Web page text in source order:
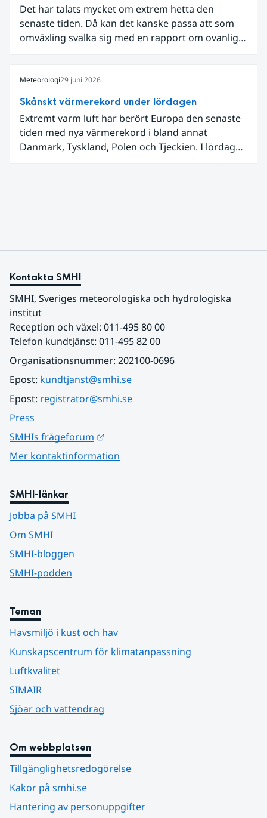
Det har talats mycket om extrem hetta den
senaste tiden. Då kan det kanske passa att som
omväxling svalka sig med en rapport om ovanligt
Meteorologi29 juni 2026
Skånskt värmerekord under lördagen
Extremt varm luft har berört Europa den senaste
tiden med nya värmerekord i bland annat
Danmark, Tyskland, Polen och Tjeckien. I lördags
Kontakta SMHI
SMHI, Sveriges meteorologiska och hydrologiska
institut
Reception och växel: 011-495 80 00
Telefon kundtjänst: 011-495 82 00
Organisationsnummer: 202100-0696
Epost: kundtjanst@smhi.se
Epost: registrator@smhi.se
Press
SMHIs frågeforum
Mer kontaktinformation
SMHI-länkar
Jobba på SMHI
Om SMHI
SMHI-bloggen
SMHI-podden
Teman
Havsmiljö i kust och hav
Kunskapscentrum för klimatanpassning
Luftkvalitet
SIMAIR
Sjöar och vattendrag
Om webbplatsen
Tillgänglighetsredogörelse
Kakor på smhi.se
Hantering av personuppgifter